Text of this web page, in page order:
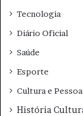
Tecnologia
Diário Oficial
Saúde
Esporte
Cultura e
História